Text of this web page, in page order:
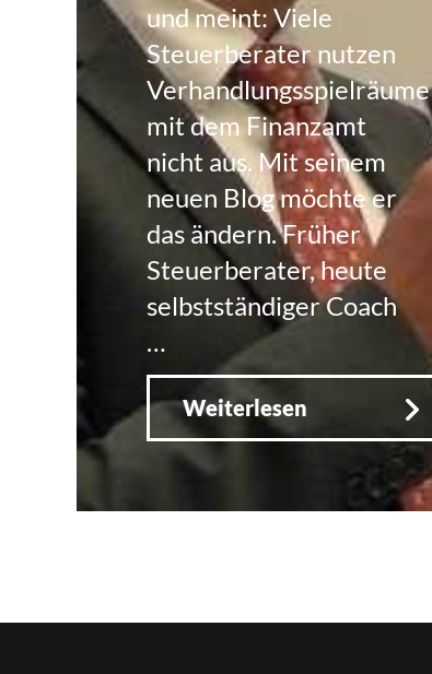
und meint: Viele
Steuerberater nutzen
Verhandlungsspielräume
mit dem Finanzamt
nicht aus. Mit seinem
neuen Blog möchte er
das ändern. Früher
Steuerberater, heute
selbstständiger Coach
…
Weiterlesen